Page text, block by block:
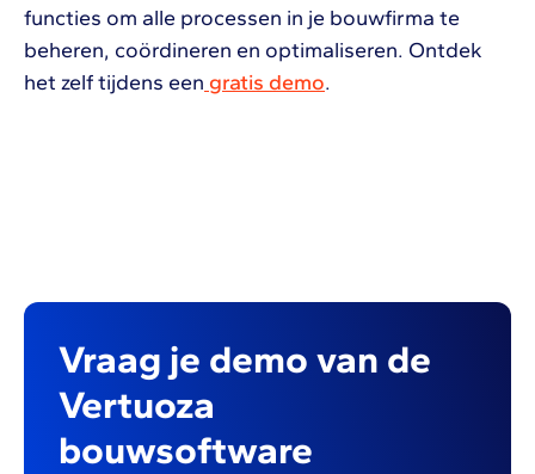
functies om alle processen in je bouwfirma te
beheren, coördineren en optimaliseren. Ontdek
het zelf tijdens een gratis demo.
Vraag je demo van de
Vertuoza
bouwsoftware